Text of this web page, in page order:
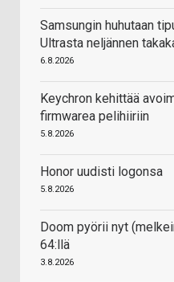
Samsungin huhutaan
Ultrasta neljännen
6.8.2026
Keychron kehittää
firmwarea pelihiiriin
5.8.2026
Honor uudisti logonsa
5.8.2026
Doom pyörii nyt
64:llä
3.8.2026